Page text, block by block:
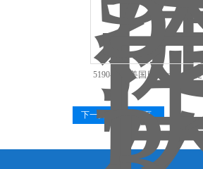
5190-3163美国原装agilent安
代理商现货
下一页
末页